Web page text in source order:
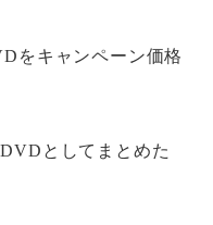
をキャンペーン価格
DVD としてまとめた